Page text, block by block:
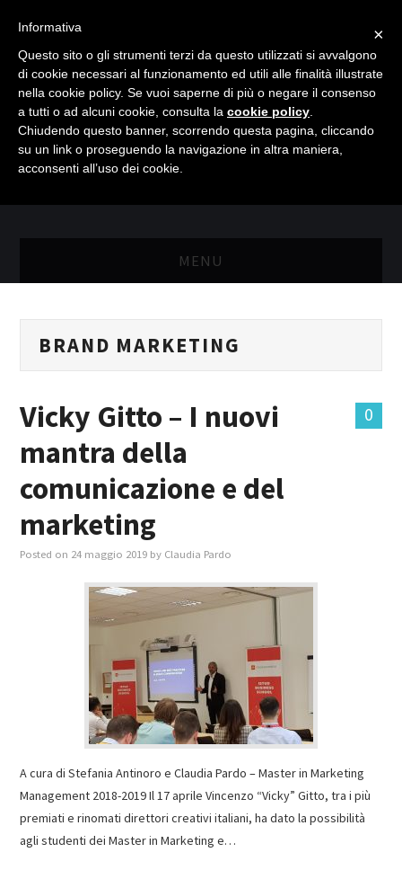
MENU
MASTER MARKETING & RETAIL
MASTER IN FOOD & BEVERAGE
GIURISTI IN AZIENDA
TUTTI
BRAND MARKETING
0
Vicky Gitto – I nuovi
mantra della
comunicazione e del
marketing
Posted on 24 maggio 2019 by Claudia Pardo
A cura di Stefania Antinoro e Claudia Pardo – Master in Marketing
Management 2018-2019 Il 17 aprile Vincenzo “Vicky” Gitto, tra i più
premiati e rinomati direttori creativi italiani, ha dato la possibilità
agli studenti dei Master in Marketing e…
×
Informativa
Questo sito o gli strumenti terzi da questo utilizzati si avvalgono
di cookie necessari al funzionamento ed utili alle finalità illustrate
nella cookie policy. Se vuoi saperne di più o negare il consenso
a tutti o ad alcuni cookie, consulta la cookie policy
Chiudendo questo banner, scorrendo questa pagina, cliccando
su un link o proseguendo la navigazione in altra maniera,
acconsenti all’uso dei cookie.